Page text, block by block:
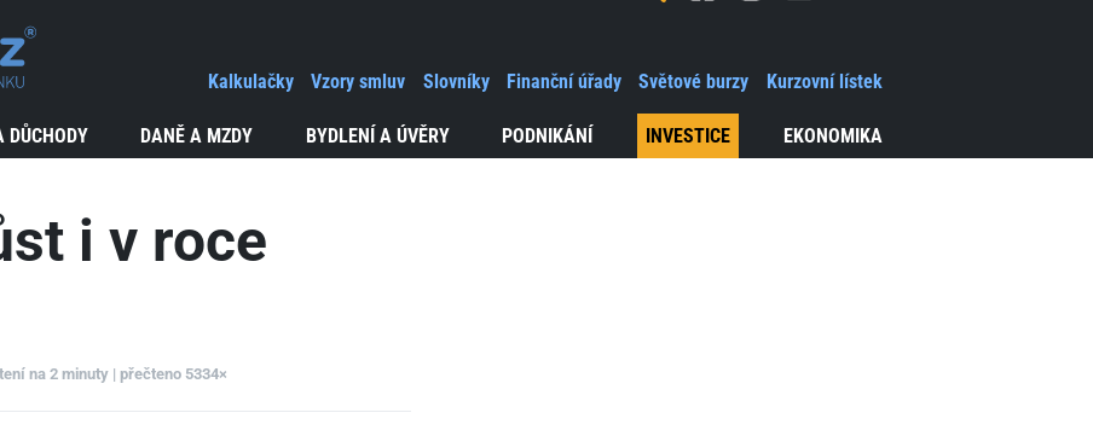
DŮCHODY DANĚ A MZDY BYDLENÍ A ÚVĚRY PODNIKÁNÍ INVESTICE EKONOMIKA
Kalkulačky Vzory smluv Slovníky Finanční úřady Světové burzy Kurzovní lístek
i v roce
na 2 minuty | přečteno 5334×